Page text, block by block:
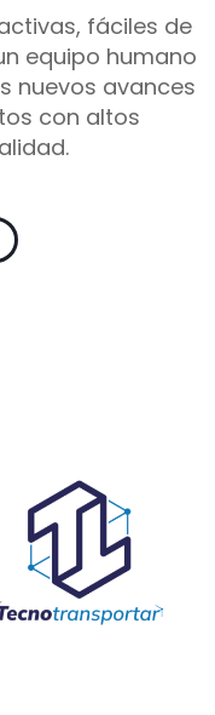
fáciles de
equipo humano
nuevos avances
con altos